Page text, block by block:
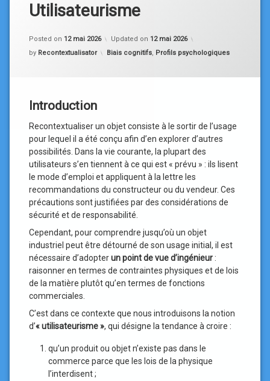
Utilisateurisme
Posted on 12 mai 2026 Updated on 12 mai 2026
by Recontextualisator Categories:
Biais cognitifs, Profils psychologiques
Introduction
Recontextualiser un objet consiste à le sortir de l’usage
pour lequel il a été conçu afin d’en explorer d’autres
possibilités. Dans la vie courante, la plupart des
utilisateurs s’en tiennent à ce qui est « prévu » : ils lisent
le mode d’emploi et appliquent à la lettre les
recommandations du constructeur ou du vendeur. Ces
précautions sont justifiées par des considérations de
sécurité et de responsabilité.
Cependant, pour comprendre jusqu’où un objet
industriel peut être détourné de son usage initial, il est
nécessaire d’adopterun point de vue d’ingénieur :
raisonner en termes de contraintes physiques et de lois
de la matière plutôt qu’en termes de fonctions
commerciales.
C’est dans ce contexte que nous introduisons la notion
d’« utilisateurisme », qui désigne la tendance à croire :
qu’un produit ou objet n’existe pas dans le
commerce parce que les lois de la physique
l’interdisent ;